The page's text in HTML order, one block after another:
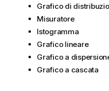
Grafico di
Misuratore
Istogramma
Grafico lineare
Grafico a
Grafico a cascata